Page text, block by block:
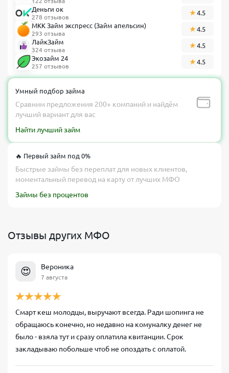
Деньги ок
278 отзывов
4.5
МКК Займ экспресс (Займ апельсин)
293 отзыва
4.5
ЛайкЗайм
324 отзыва
4.5
Экозайм 24
257 отзывов
4.5
Умный подбор займа
Сравним предложения 200+ компаний и найдём
лучший вариант для вас
Найти лучший займ
🔥 Первый займ под 0%
Быстрые займы без переплат для новых клиентов,
моментальный перевод на карту от лучших МФО
Займы без процентов
Отзывы других МФО
😍 Вероника
7 августа
Смарт кеш молодцы, выручают всегда. Ради шопинга не
обращаюсь конечно, но недавно на комуналку денег не
было - взяла тут и сразу оплатила квитанции. Срок
закладываю побольше чтоб не опоздать с оплатой.